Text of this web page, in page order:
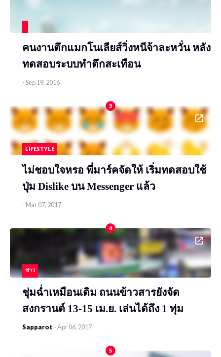
คนงานตึกแมกโนเลียส์วิ่งหนีจ้าละหวั่น หลัง
ทดสอบระบบทำตึกสะเทือน
-Sep 19, 2016
3
LIFESTYLE
ไม่ชอบใจหรอ พี่มาร์คจัดให้ เริ่มทดสอบใช้
ปุ่ม ​Dislike บน Messenger แล้ว
- Mar 07, 2017
4
ข่าว
ชุ่มฉ่ำเหมือนเดิม ถนนข้าวสารยังจัด
สงกรานต์ 13-15 เม.ย. เล่นได้ถึง 1 ทุ่ม
Sapparot -Apr 06, 2017
5